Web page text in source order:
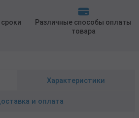
Различные способы оплаты
товара
Характеристики
и оплата